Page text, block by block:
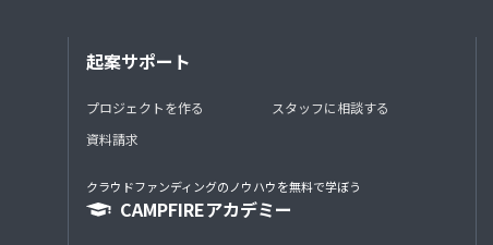
起案サポート
プロジェクトを作る
資料請求
スタッフに相談する
クラウドファンディングのノウハウを無料で学ぼう
CAMPFIREアカデミー